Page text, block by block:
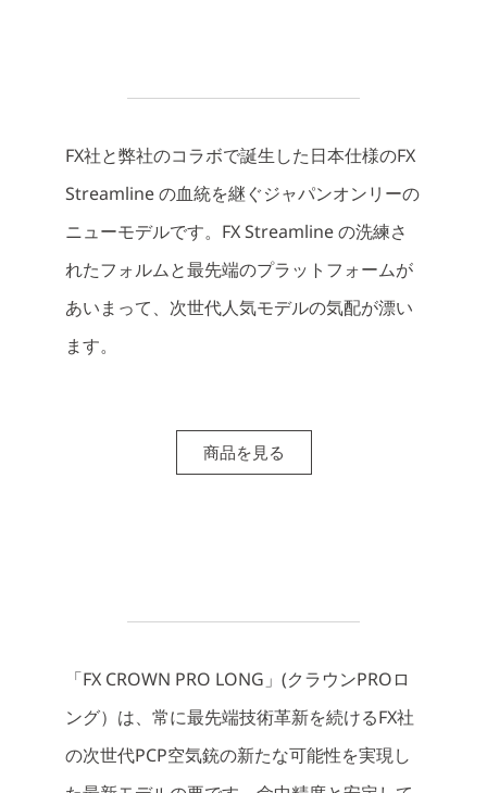
FX社と弊社のコラボで誕生した日本仕様のFX
Streamline の血統を継ぐジャパンオンリーの
ニューモデルです。FX Streamline の洗練さ
れたフォルムと最先端のプラットフォームが
あいまって、次世代人気モデルの気配が漂い
ます。
商品を見る
「FX CROWN PRO LONG」(クラウンPROロ
ング）は、常に最先端技術革新を続けるFX社
の次世代PCP空気銃の新たな可能性を実現し